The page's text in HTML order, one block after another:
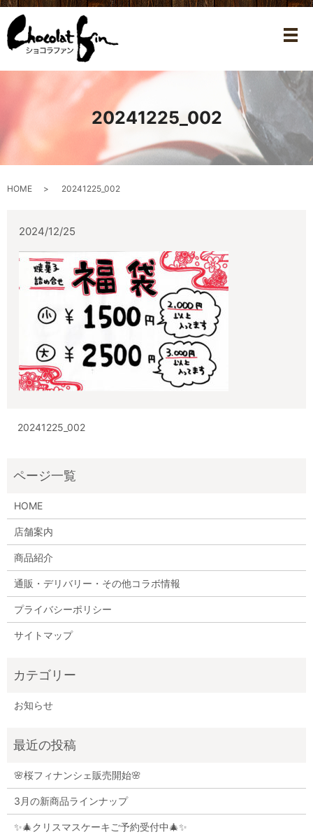
メ
20241225_002
HOME 20241225_002
2024/12/25
20241225_002
HOME
店舗案内
商品紹介
通販・デリバリー・その他コラボ情報
プライバシーポリシー
サイトマップ
お知らせ
🌸桜フィナンシェ販売開始🌸
3月の新商品ラインナップ
✨🎄クリスマスケーキご予約受付中🎄✨